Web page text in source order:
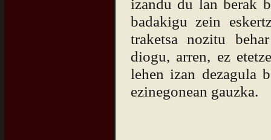
izandu du lan berak
badakigu zein
traketsa nozitu
diogu, arren, ez
lehen izan dezagula
ezinegonean gauzka.